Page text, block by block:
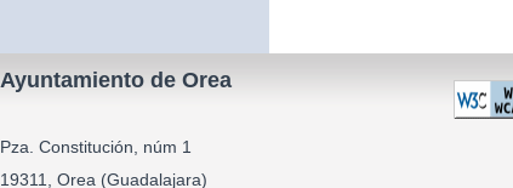
Ayuntamiento de Orea
Pza. Constitución, núm 1
19311, Orea (Guadalajara)